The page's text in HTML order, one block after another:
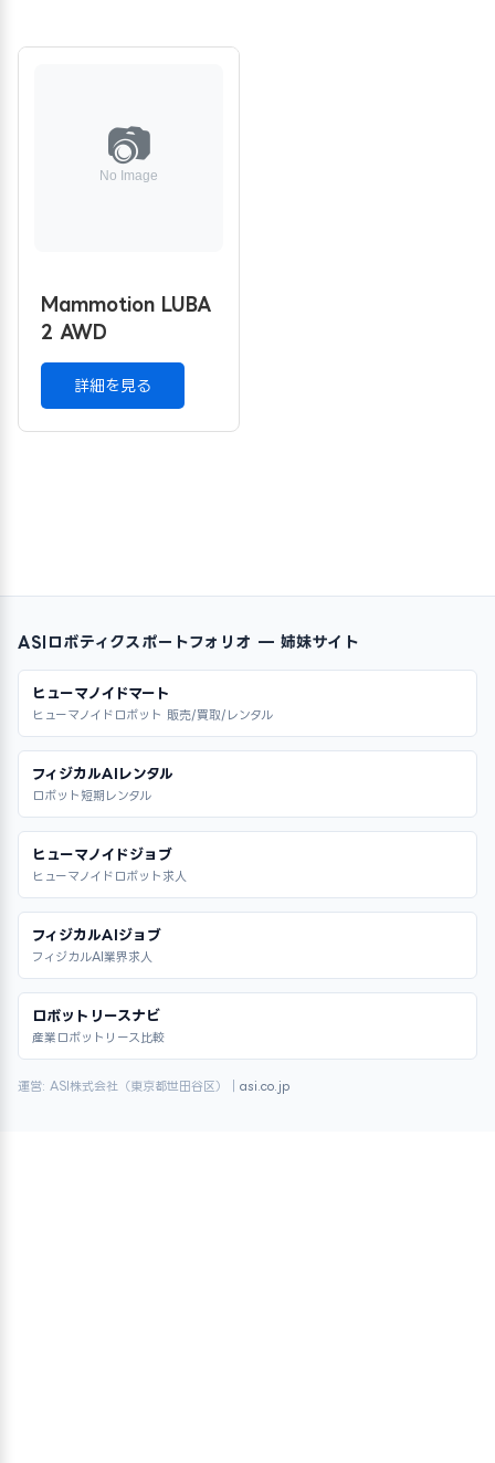
Mammotion LUBA
2 AWD
詳細を見る
ASIロボティクスポートフォリオ — 姉妹サイト
ヒューマノイドマート
ヒューマノイドロボット 販売/買取/レンタル
フィジカルAIレンタル
ロボット短期レンタル
ヒューマノイドジョブ
ヒューマノイドロボット求人
フィジカルAIジョブ
フィジカルAI業界求人
ロボットリースナビ
産業ロボットリース比較
運営: ASI株式会社（東京都世田谷区）｜ asi.co.jp